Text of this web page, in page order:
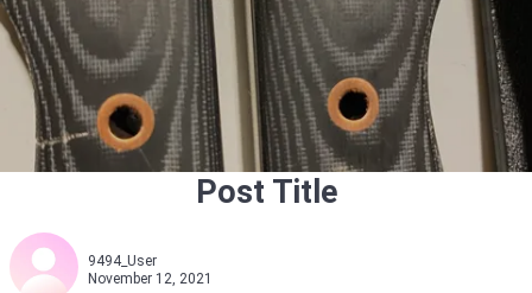
Post Title
9494_User
November 12, 2021